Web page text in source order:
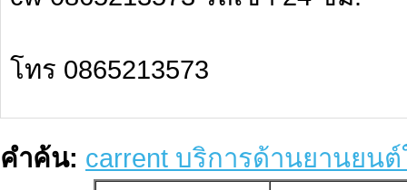
โทร 0865213573
คำค้น: carrent บริการด้านยานยน